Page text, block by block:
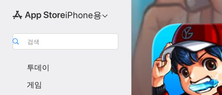
iPhone용
검색
투데이
게임